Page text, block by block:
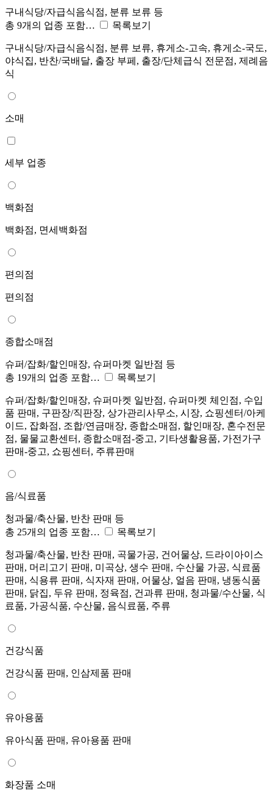
구내식당/자급식음식점, 분류 보류 등
총 9개의 업종 포함…
목록보기
구내식당/자급식음식점, 분류 보류, 휴게소-고속, 휴게소-국도,
야식집, 반찬/국배달, 출장 부페, 출장/단체급식 전문점, 제례음
식
소매
세부 업종
백화점
백화점, 면세백화점
편의점
편의점
종합소매점
슈퍼/잡화/할인매장, 슈퍼마켓 일반점 등
총 19개의 업종 포함…
목록보기
슈퍼/잡화/할인매장, 슈퍼마켓 일반점, 슈퍼마켓 체인점, 수입
품 판매, 구판장/직판장, 상가관리사무소, 시장, 쇼핑센터/아케
이드, 잡화점, 조합/연금매장, 종합소매점, 할인매장, 혼수전문
점, 물물교환센터, 종합소매점-중고, 기타생활용품, 가전가구
판매-중고, 쇼핑센터, 주류판매
음/식료품
청과물/축산물, 반찬 판매 등
총 25개의 업종 포함…
목록보기
청과물/축산물, 반찬 판매, 곡물가공, 건어물상, 드라이아이스
판매, 머리고기 판매, 미곡상, 생수 판매, 수산물 가공, 식료품
판매, 식용류 판매, 식자재 판매, 어물상, 얼음 판매, 냉동식품
판매, 닭집, 두유 판매, 정육점, 건과류 판매, 청과물/수산물, 식
료품, 가공식품, 수산물, 음식료품, 주류
건강식품
건강식품 판매, 인삼제품 판매
유아용품
유아식품 판매, 유아용품 판매
화장품 소매